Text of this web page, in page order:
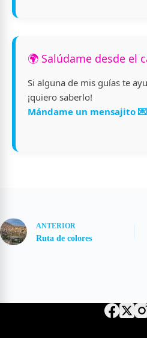
🌍 Salúdame desde el
Si alguna de mis guías te
¡quiero saberlo!
Mándame un mensajito 💌
ANTERIOR
Ruta de colores